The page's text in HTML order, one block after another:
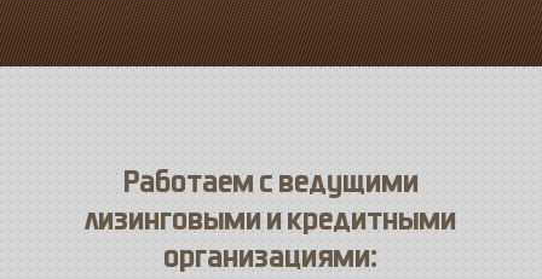
Работаем с ведущими
лизинговыми и кредитными
организациями: